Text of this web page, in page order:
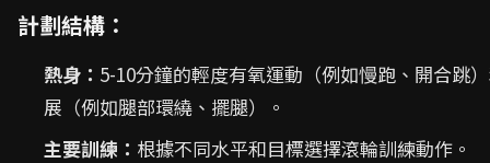
計劃結構：
熱身： 5-10分鐘的輕度有氧運動（例如慢跑、開合跳
展（例如腿部環繞、擺腿）。
主要訓練： 根據不同水平和目標選擇滾輪訓練動作。